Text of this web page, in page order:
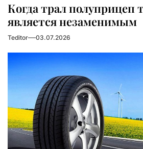
Когда трал полуприцеп
является незаменимым
Teditor 03.07.2026